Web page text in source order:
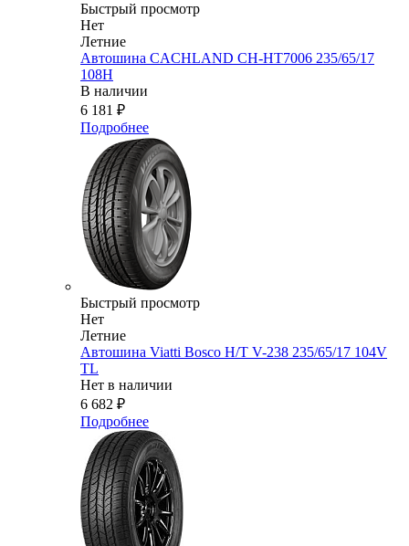
Быстрый просмотр
Нет
Летние
Автошина CACHLAND CH-HT7006 235/65/17
108H
В наличии
6 181 ₽
Подробнее
Быстрый просмотр
Нет
Летние
Автошина Viatti Bosco H/T V-238 235/65/17 104V
TL
Нет в наличии
6 682 ₽
Подробнее